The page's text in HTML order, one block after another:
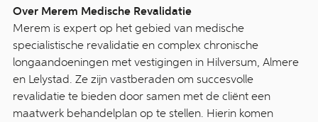
Over Merem Medische Revalidatie
Merem is expert op het gebied van medische
specialistische revalidatie en complex chronische
longaandoeningen met vestigingen in Hilversum, Almere
en Lelystad. Ze zijn vastberaden om succesvolle
revalidatie te bieden door samen met de cliënt een
maatwerk behandelplan op te stellen. Hierin komen